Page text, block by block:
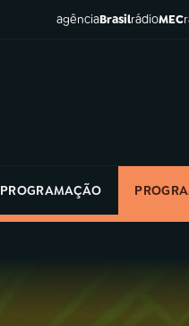
agênciaBrasilrádioMEC
PROGRAMAÇÃO